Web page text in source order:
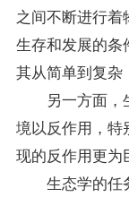
之间不断进行
生存和发展的条
其从简单到复杂
另一方面，
境以反作用，特
现的反作用更为
生态学的任